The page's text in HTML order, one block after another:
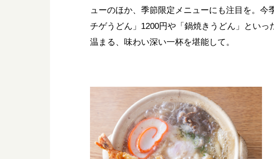
ューのほか、季節限定メニューにも注目を。
チゲうどん」1200円や「鍋焼きうどん」とい
温まる、味わい深い一杯を堪能して。